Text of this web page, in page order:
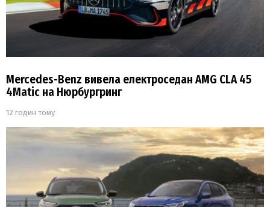
Mercedes-Benz вивела електроседан AMG CLA 45
4Matic на Нюрбургринг
12 годин тому